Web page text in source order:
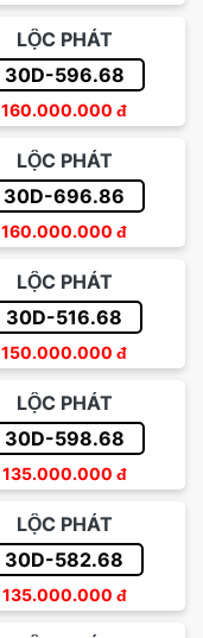
LỘC PHÁT
30D-596.68
160.000.000 đ
LỘC PHÁT
30D-696.86
160.000.000 đ
LỘC PHÁT
30D-516.68
150.000.000 đ
LỘC PHÁT
30D-598.68
135.000.000 đ
LỘC PHÁT
30D-582.68
135.000.000 đ